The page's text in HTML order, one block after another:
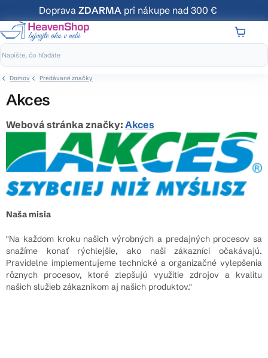
na
obsah
Doprava ZDARMA pri nákupe nad 300 €
Domov Predávané značky
Akces
Webová stránka značky: Akces
Naša misia
"Na každom kroku našich výrobných a predajných procesov sa
snažíme konať rýchlejšie, ako naši zákazníci očakávajú.
Pravidelne implementujeme technické a organizačné vylepšenia
rôznych procesov, ktoré zlepšujú využitie zdrojov a kvalitu
našich služieb zákazníkom aj našich produktov."